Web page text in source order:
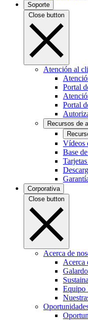
Soporte
Close button
Atención al
Portal
Portal
Recursos de
Vídeos
Base
Corporativa
Close button
Acerca de
Acerca
Equipo